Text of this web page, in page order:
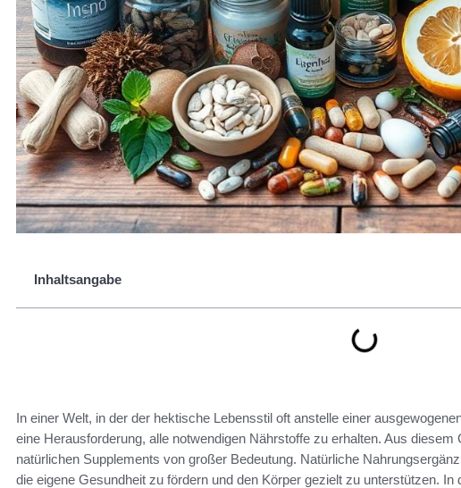
Inhaltsangabe
In einer Welt, in der der hektische Lebensstil oft anstelle einer
eine Herausforderung, alle notwendigen Nährstoffe zu erhalten. Aus
natürlichen Supplements von großer Bedeutung. Natürliche
die eigene Gesundheit zu fördern und den Körper gezielt zu unterstützen.